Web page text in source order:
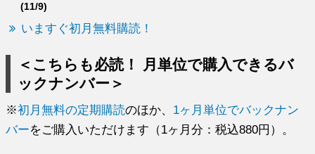
(11/9)
いますぐ初月無料購読！
＜こちらも必読！ 月単位で購入できるバ
ックナンバー＞
※初月無料の定期購読のほか、 1ヶ月単位でバックナン
バーをご購入いただけます（1ヶ月分：税込880円）。